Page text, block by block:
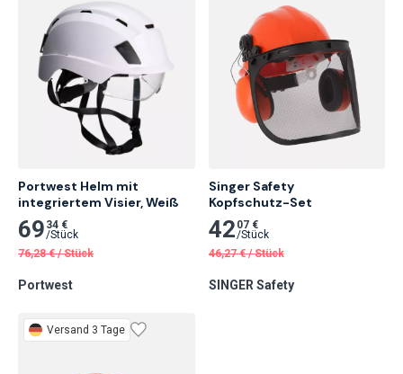
Portwest Helm mit
integriertem Visier, Weiß
69 34 €
/Stück
76,28 € /Stück
Portwest
Singer Safety
Kopfschutz-Set
42 07 €
/Stück
46,27 € /Stück
SINGER Safety
Versand 3 Tage